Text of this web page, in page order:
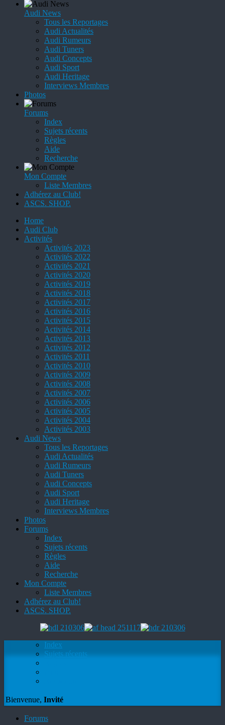
Audi News
Tous les Reportages
Audi Actualités
Audi Rumeurs
Audi Tuners
Audi Concepts
Audi Sport
Audi Heritage
Interviews Membres
Photos
Forums
Index
Sujets récents
Règles
Aide
Recherche
Mon Compte
Liste Membres
Adhérez au Club!
ASCS. SHOP.
Home
Audi Club
Activités
Activités 2023
Activités 2022
Activités 2021
Activités 2020
Activités 2019
Activités 2018
Activités 2017
Activités 2016
Activités 2015
Activités 2014
Activités 2013
Activités 2012
Activités 2011
Activités 2010
Activités 2009
Activités 2008
Activités 2007
Activités 2006
Activités 2005
Activités 2004
Activités 2003
Audi News
Tous les Reportages
Audi Actualités
Audi Rumeurs
Audi Tuners
Audi Concepts
Audi Sport
Audi Heritage
Interviews Membres
Photos
Forums
Index
Sujets récents
Règles
Aide
Recherche
Mon Compte
Liste Membres
Adhérez au Club!
ASCS. SHOP.
Index
Sujets récents
Bienvenue, Invité
Forums